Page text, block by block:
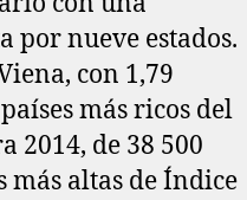
por nueve estados.
con 1,79
más ricos del
2014, de 38 500
más altas de Índice